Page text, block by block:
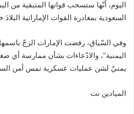
اليوم، أنّها ستسحب قواتها المتبقية من
السعودية بمغادرة القوات الإماراتية البلادَ خلال 24
وفي السّياق، رفضت الإمارات الزجّ
اليمنية”، والادّعاءات بشأن ممارسة أي
يمنيّ لشن عمليات عسكرية تمس أمن
الميادين نت